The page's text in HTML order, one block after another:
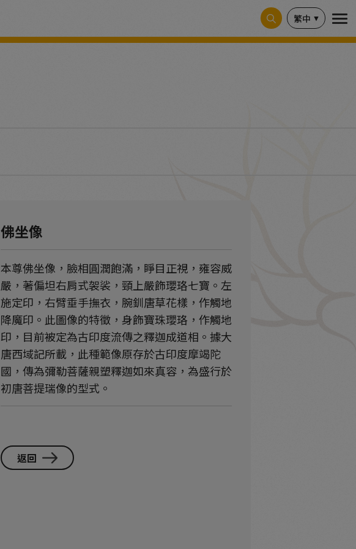
繁中
佛坐像
本尊佛坐像，臉相圓潤飽滿，睜目正視，雍容威
嚴，著偏坦右肩式袈裟，頸上嚴飾瓔珞七寶。左
施定印，右臂垂手撫衣，腕釧唐草花樣，作觸地
降魔印。此圖像的特徵，身飾寶珠瓔珞，作觸地
印，目前被定為古印度流傳之釋迦成道相。據大
唐西域記所載，此種範像原存於古印度摩竭陀
國，傳為彌勒菩薩親塑釋迦如來真容，為盛行於
初唐菩提瑞像的型式。
返回